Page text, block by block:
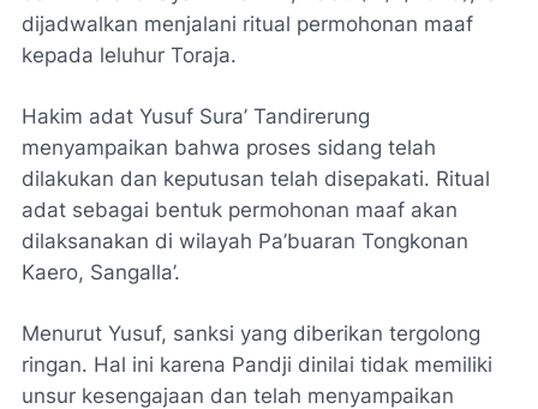
dijadwalkan menjalani ritual permohonan maaf
kepada leluhur Toraja.
Hakim adat Yusuf Sura’ Tandirerung
menyampaikan bahwa proses sidang telah
dilakukan dan keputusan telah disepakati. Ritual
adat sebagai bentuk permohonan maaf akan
dilaksanakan di wilayah Pa’buaran Tongkonan
Kaero, Sangalla’.
Menurut Yusuf, sanksi yang diberikan tergolong
ringan. Hal ini karena Pandji dinilai tidak memiliki
unsur kesengajaan dan telah menyampaikan